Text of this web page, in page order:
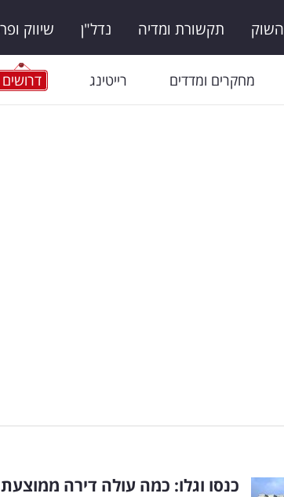
השוק תקשורת ומדיה נדל"ן שיווק
מחקרים ומדדים רייטינג דרושים
כנסו וגלו: כמה עולה דירה